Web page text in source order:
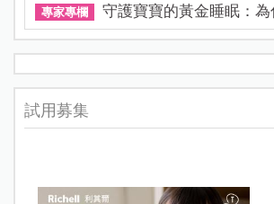
專家專欄 守護寶寶的黃金睡眠：為
試用募集